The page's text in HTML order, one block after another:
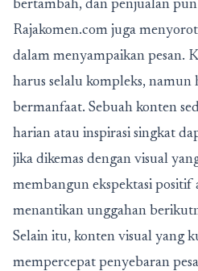
bertambah, dan penjualan
Rajakomen.com juga
dalam menyampaikan pesan.
harus selalu kompleks, namun
bermanfaat. Sebuah konten
harian atau inspirasi singkat
jika dikemas dengan visual
membangun ekspektasi positif
menantikan unggahan
Selain itu, konten visual yang
mempercepat penyebaran